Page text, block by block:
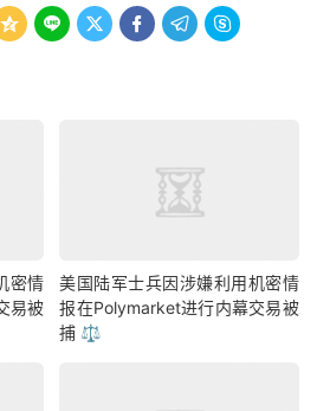
     
密情
易被
美国陆军士兵因涉嫌利用机密情
报在Polymarket进行内幕交易被
捕 ⚖️